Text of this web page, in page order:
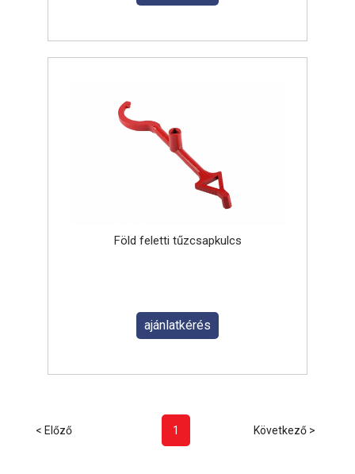
Föld feletti tűzcsapkulcs
ajánlatkérés
< Előző 1 Következő >